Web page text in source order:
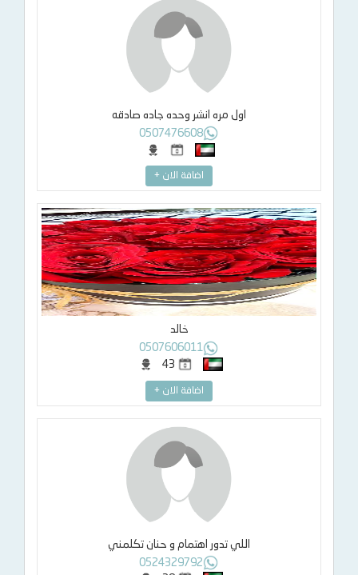
اول مره انشر وحده جاده صادقه
0507476608
اضافة الان +
خالد
0507606011
اضافة الان +
اللي تدور اهتمام و حنان تكلمني
0524329792